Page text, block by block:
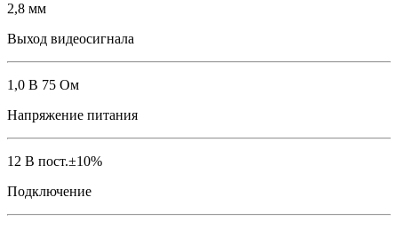
2,8 мм
Выход видеосигнала
1,0 В 75 Ом
Напряжение питания
12 В пост.±10%
Подключение